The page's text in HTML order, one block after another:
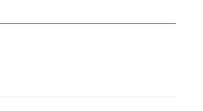
，現暫居日本，立志以浪漫